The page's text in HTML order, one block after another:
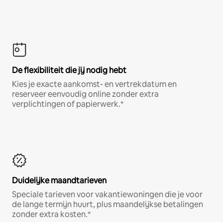
De flexibiliteit die jij nodig hebt
Kies je exacte aankomst- en vertrekdatum en
reserveer eenvoudig online zonder extra
verplichtingen of papierwerk.*
Duidelijke maandtarieven
Speciale tarieven voor vakantiewoningen die je voor
de lange termijn huurt, plus maandelijkse betalingen
zonder extra kosten.*